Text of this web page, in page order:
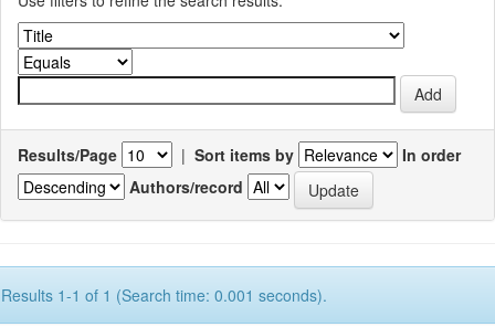
Results/Page | Sort items by
In order
Authors/record
Results 1-1 of 1 (Search time: 0.001 seconds).